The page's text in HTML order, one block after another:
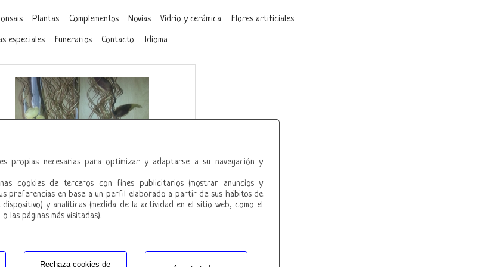
propias necesarias para optimizar y adaptarse a su navegación y
cookies de terceros con fines publicitarios (mostrar anuncios y
preferencias en base a un perfil elaborado a partir de sus hábitos de
y analíticas (medida de la actividad en el sitio web, como el
las páginas más visitadas).
Rechaza cookies de
Plantas Complementos Novias Vidrio y cerámica Flores artificiales
especiales Funerarios Contacto Idioma